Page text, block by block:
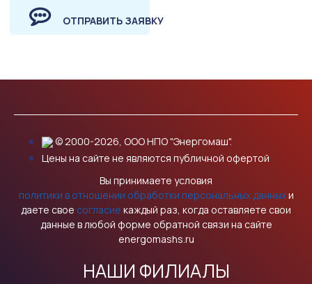
ОТПРАВИТЬ ЗАЯВКУ
© 2000-2026, ООО НПО "Энергомаш".
Цены на сайте не являются публичной офертой
Вы принимаете условия
политики в отношении обработки персональных данныхи
даете свое согласие каждый раз, когда оставляете свои
данные в любой форме обратной связи на сайте
energomashs.ru
НАШИ ФИЛИАЛЫ